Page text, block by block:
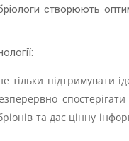
створюють
тільки підтримувати
спостерігати
та дає цінну